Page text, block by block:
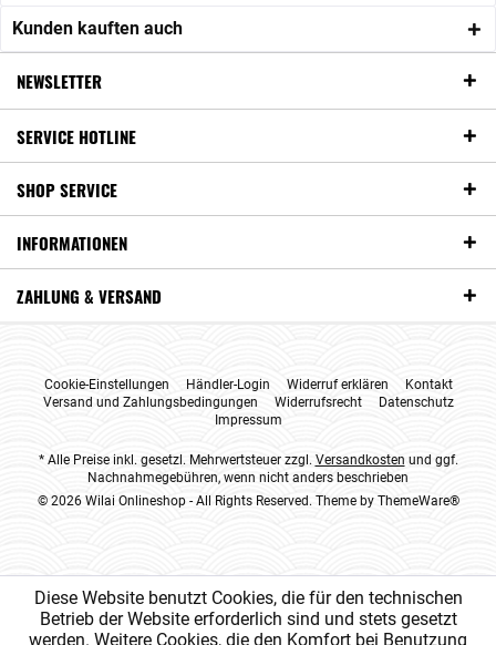
Kunden kauften auch
NEWSLETTER
SERVICE HOTLINE
SHOP SERVICE
INFORMATIONEN
ZAHLUNG & VERSAND
Cookie-Einstellungen Händler-Login Widerruf erklären
Kontakt
Versand und Zahlungsbedingungen
Widerrufsrecht
Datenschutz
Impressum
* Alle Preise inkl. gesetzl. Mehrwertsteuer zzgl. Versandkosten und ggf.
Nachnahmegebühren, wenn nicht anders beschrieben
© 2026 Wilai Onlineshop - All Rights Reserved. Theme by ThemeWare®
Diese Website benutzt Cookies, die für den technischen
Betrieb der Website erforderlich sind und stets gesetzt
werden. Weitere Cookies, die den Komfort bei Benutzung